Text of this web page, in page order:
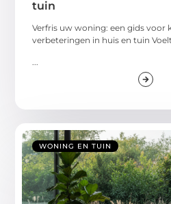
tuin
Verfris uw woning: een gids voor
verbeteringen in huis en tuin
...
WONING EN TUIN